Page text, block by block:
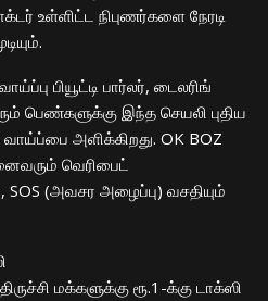
உள்ளிட்ட நிபுணர்களை நேரடி
பியூட்டி பார்லர், டைலரிங்
பெண்களுக்கு இந்த செயலி புதிய
அளிக்கிறது. OK BOZ
வெரிபைட்
(அவசர அழைப்பு) வசதியும்
மக்களுக்கு ரூ.1-க்கு டாக்ஸி